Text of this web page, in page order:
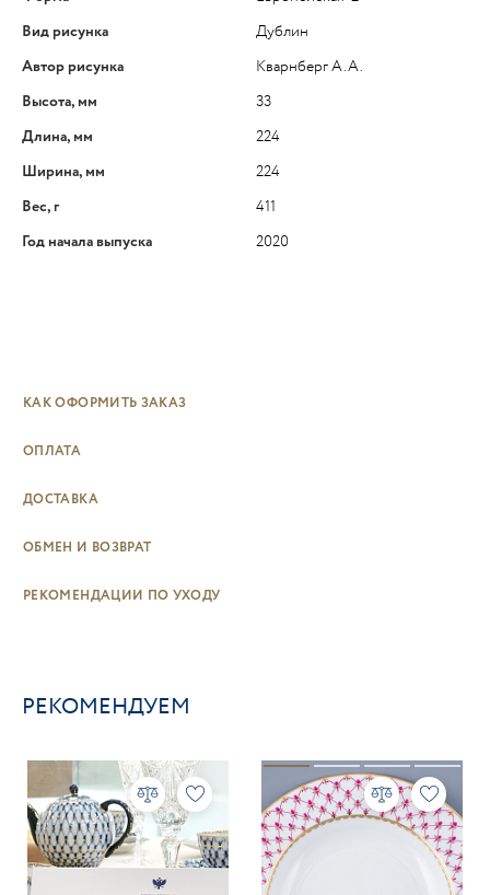
Вид рисунка
Дублин
Автор рисунка
Кварнберг А.А.
Высота, мм
33
Длина, мм
224
Ширина, мм
224
Вес, г
411
Год начала выпуска
2020
КАК ОФОРМИТЬ ЗАКАЗ
ОПЛАТА
ДОСТАВКА
ОБМЕН И ВОЗВРАТ
РЕКОМЕНДАЦИИ ПО УХОДУ
РЕКОМЕНДУЕМ